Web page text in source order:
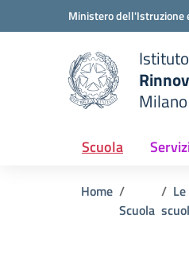
Vai ai contenuti
Vai al menu di navigazione
Ministero dell'Istruzione
Milano
Scuola
Home
Scuola